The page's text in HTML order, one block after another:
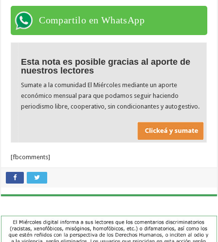
Compartilo en WhatsApp
Esta nota es posible gracias al aporte de
nuestros lectores
Sumate a la comunidad El Miércoles mediante un aporte
económico mensual para que podamos seguir haciendo
periodismo libre, cooperativo, sin condicionantes y autogestivo.
[fbcomments]